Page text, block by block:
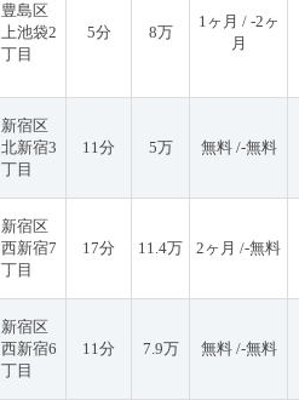
豊島区
上池袋2
丁目
5分 8万
1ヶ月 / -2ヶ
月
新宿区
北新宿3
丁目
11分 5万 無料 /-無料
新宿区
西新宿7
丁目
17分 11.4万 2ヶ月 /-無料
新宿区
西新宿6
丁目
11分 7.9万 無料 /-無料